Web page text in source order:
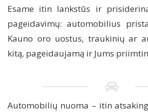
Esame itin lankstūs ir
pageidavimų: automobilius
Kauno oro uostus, traukinių ar
kitą, pageidaujamą ir Jums
Automobilių nuoma – itin